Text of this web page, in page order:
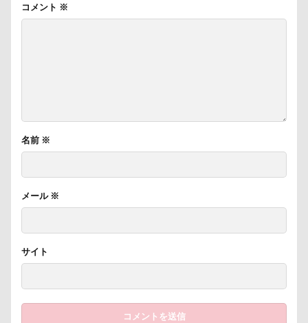
コメント ※
名前 ※
メール ※
サイト